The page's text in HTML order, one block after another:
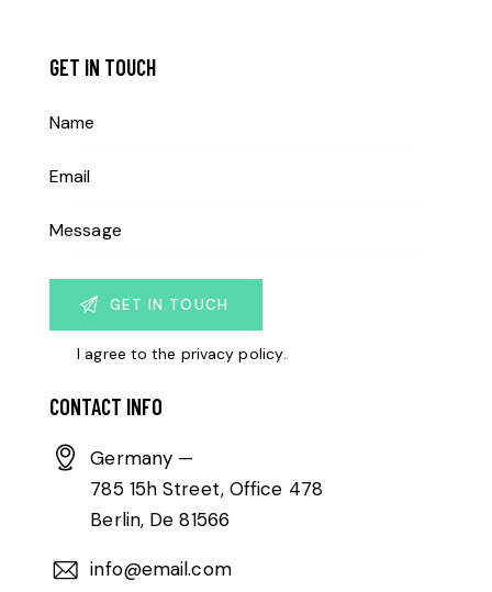
GET IN TOUCH
I agree to the privacy policy.
CONTACT INFO
Germany —
785 15h Street, Office 478
Berlin, De 81566
info@email.com